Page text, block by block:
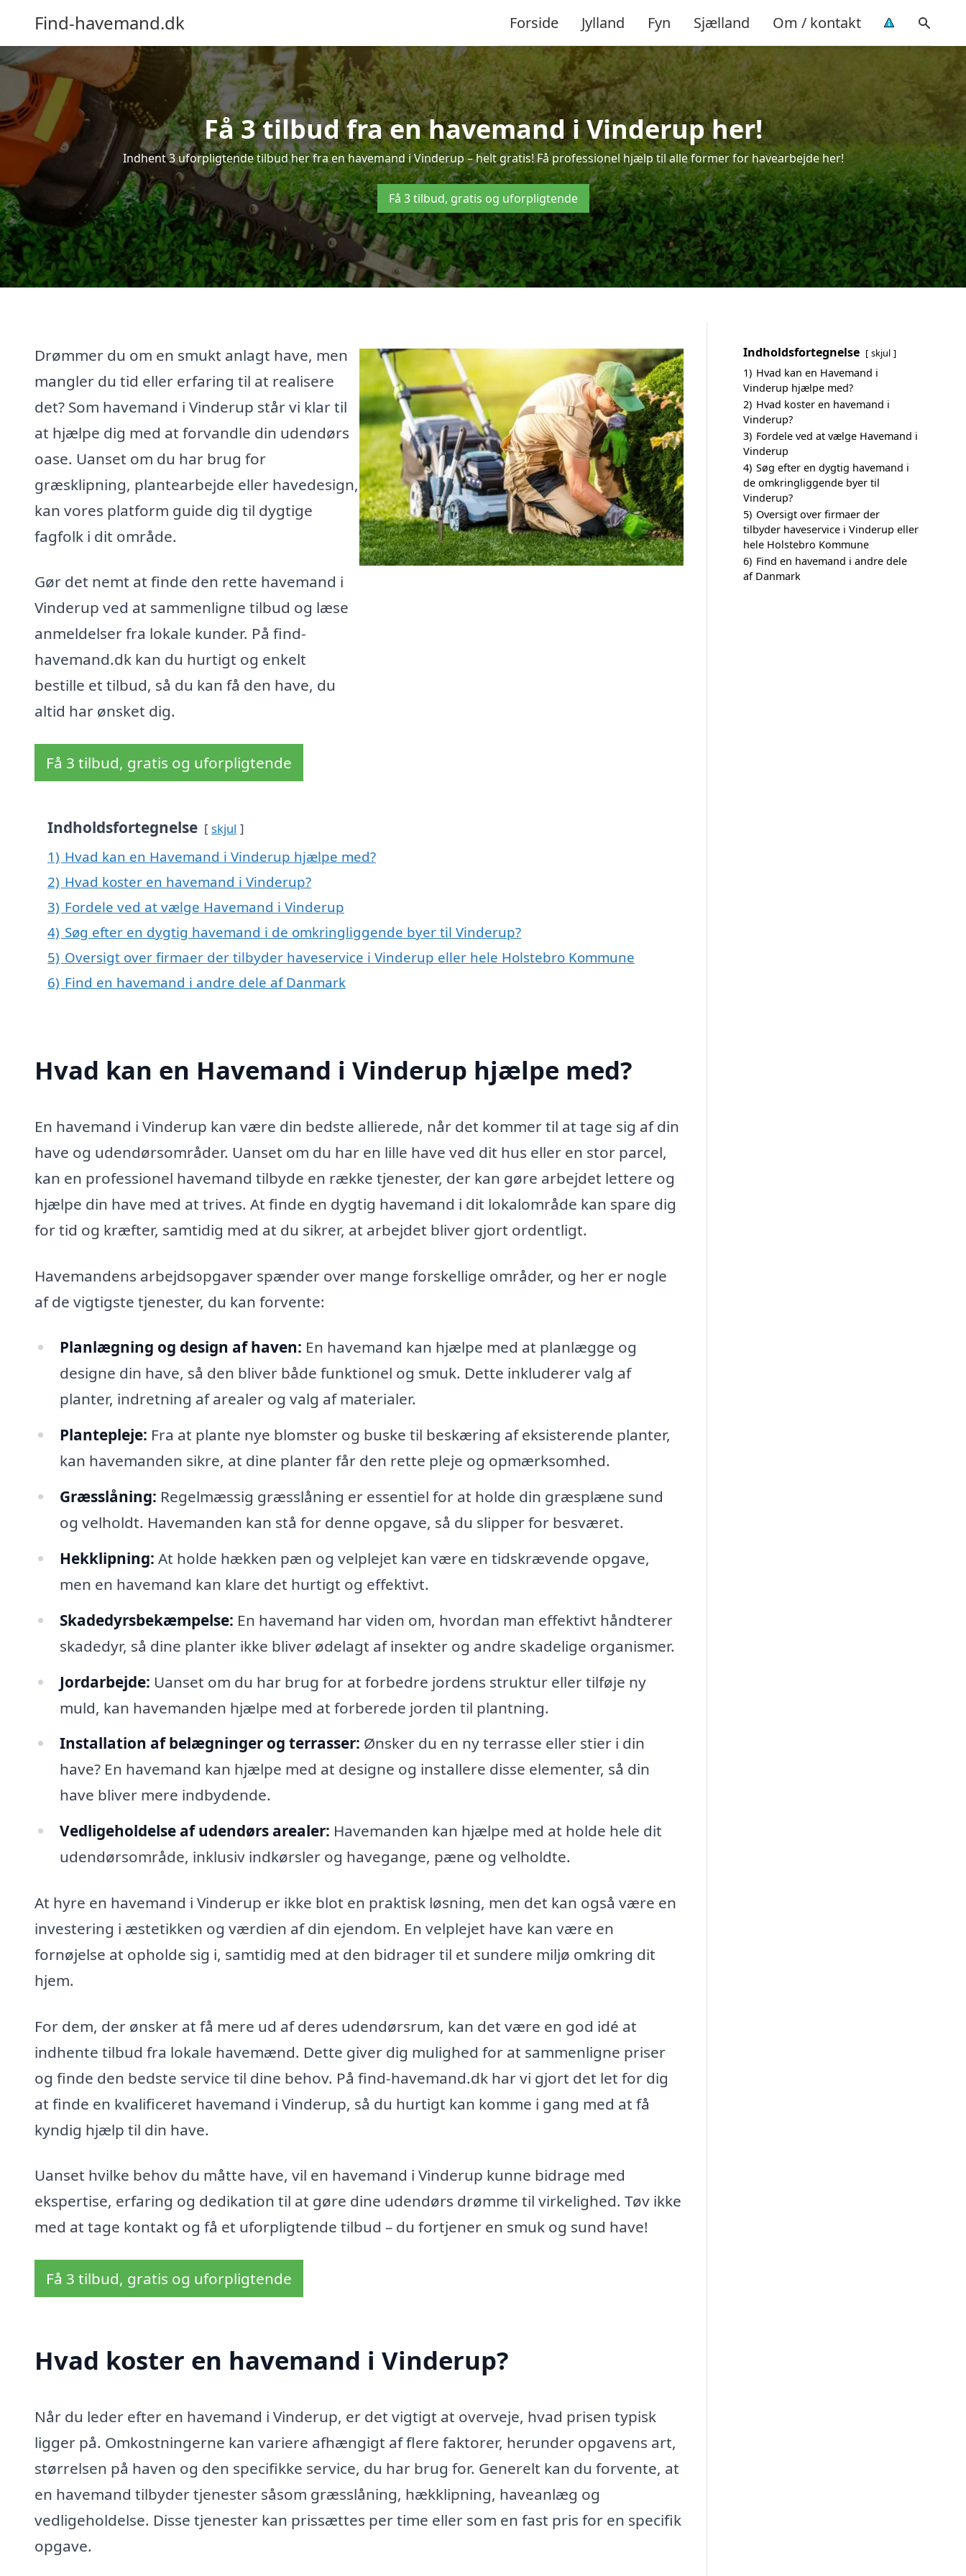
Find-havemand.dk Forside Jylland Fyn Sjælland Om / kontakt
Få 3 tilbud fra en havemand i Vinderup her!
Indhent 3 uforpligtende tilbud her fra en havemand i Vinderup – helt gratis! Få professionel hjælp til alle former for havearbejde her!
Få 3 tilbud, gratis og uforpligtende
Drømmer du om en smukt anlagt have, men
mangler du tid eller erfaring til at realisere
det? Som havemand i Vinderup står vi klar til
at hjælpe dig med at forvandle din udendørs
oase. Uanset om du har brug for
græsklipning, plantearbejde eller havedesign,
kan vores platform guide dig til dygtige
fagfolk i dit område.
Gør det nemt at finde den rette havemand i
Vinderup ved at sammenligne tilbud og læse
anmeldelser fra lokale kunder. På find-
havemand.dk kan du hurtigt og enkelt
bestille et tilbud, så du kan få den have, du
altid har ønsket dig.
Få 3 tilbud, gratis og uforpligtende
Indholdsfortegnelse skjul
1) Hvad kan en Havemand i Vinderup hjælpe med?
2) Hvad koster en havemand i Vinderup?
3) Fordele ved at vælge Havemand i Vinderup
4) Søg efter en dygtig havemand i de omkringliggende byer til Vinderup?
5) Oversigt over firmaer der tilbyder haveservice i Vinderup eller hele Holstebro Kommune
6) Find en havemand i andre dele af Danmark
Hvad kan en Havemand i Vinderup hjælpe med?
En havemand i Vinderup kan være din bedste allierede, når det kommer til at tage sig af din
have og udendørsområder. Uanset om du har en lille have ved dit hus eller en stor parcel,
kan en professionel havemand tilbyde en række tjenester, der kan gøre arbejdet lettere og
hjælpe din have med at trives. At finde en dygtig havemand i dit lokalområde kan spare dig
for tid og kræfter, samtidig med at du sikrer, at arbejdet bliver gjort ordentligt.
Havemandens arbejdsopgaver spænder over mange forskellige områder, og her er nogle
af de vigtigste tjenester, du kan forvente:
Planlægning og design af haven: En havemand kan hjælpe med at planlægge og
designe din have, så den bliver både funktionel og smuk. Dette inkluderer valg af
planter, indretning af arealer og valg af materialer.
Plantepleje: Fra at plante nye blomster og buske til beskæring af eksisterende planter,
kan havemanden sikre, at dine planter får den rette pleje og opmærksomhed.
Græsslåning: Regelmæssig græsslåning er essentiel for at holde din græsplæne sund
og velholdt. Havemanden kan stå for denne opgave, så du slipper for besværet.
Hekklipning: At holde hækken pæn og velplejet kan være en tidskrævende opgave,
men en havemand kan klare det hurtigt og effektivt.
Skadedyrsbekæmpelse: En havemand har viden om, hvordan man effektivt håndterer
skadedyr, så dine planter ikke bliver ødelagt af insekter og andre skadelige organismer.
Jordarbejde: Uanset om du har brug for at forbedre jordens struktur eller tilføje ny
muld, kan havemanden hjælpe med at forberede jorden til plantning.
Installation af belægninger og terrasser: Ønsker du en ny terrasse eller stier i din
have? En havemand kan hjælpe med at designe og installere disse elementer, så din
have bliver mere indbydende.
Vedligeholdelse af udendørs arealer: Havemanden kan hjælpe med at holde hele dit
udendørsområde, inklusiv indkørsler og havegange, pæne og velholdte.
At hyre en havemand i Vinderup er ikke blot en praktisk løsning, men det kan også være en
investering i æstetikken og værdien af din ejendom. En velplejet have kan være en
fornøjelse at opholde sig i, samtidig med at den bidrager til et sundere miljø omkring dit
hjem.
For dem, der ønsker at få mere ud af deres udendørsrum, kan det være en god idé at
indhente tilbud fra lokale havemænd. Dette giver dig mulighed for at sammenligne priser
og finde den bedste service til dine behov. På find-havemand.dk har vi gjort det let for dig
at finde en kvalificeret havemand i Vinderup, så du hurtigt kan komme i gang med at få
kyndig hjælp til din have.
Uanset hvilke behov du måtte have, vil en havemand i Vinderup kunne bidrage med
ekspertise, erfaring og dedikation til at gøre dine udendørs drømme til virkelighed. Tøv ikke
med at tage kontakt og få et uforpligtende tilbud – du fortjener en smuk og sund have!
Få 3 tilbud, gratis og uforpligtende
Hvad koster en havemand i Vinderup?
Når du leder efter en havemand i Vinderup, er det vigtigt at overveje, hvad prisen typisk
ligger på. Omkostningerne kan variere afhængigt af flere faktorer, herunder opgavens art,
størrelsen på haven og den specifikke service, du har brug for. Generelt kan du forvente, at
en havemand tilbyder tjenester såsom græsslåning, hækklipning, haveanlæg og
vedligeholdelse. Disse tjenester kan prissættes per time eller som en fast pris for en specifik
opgave.
Indholdsfortegnelse skjul
1) Hvad kan en Havemand i
Vinderup hjælpe med?
2) Hvad koster en havemand i
Vinderup?
3) Fordele ved at vælge Havemand i
Vinderup
4) Søg efter en dygtig havemand i
de omkringliggende byer til
Vinderup?
5) Oversigt over firmaer der
tilbyder haveservice i Vinderup eller
hele Holstebro Kommune
6) Find en havemand i andre dele
af Danmark